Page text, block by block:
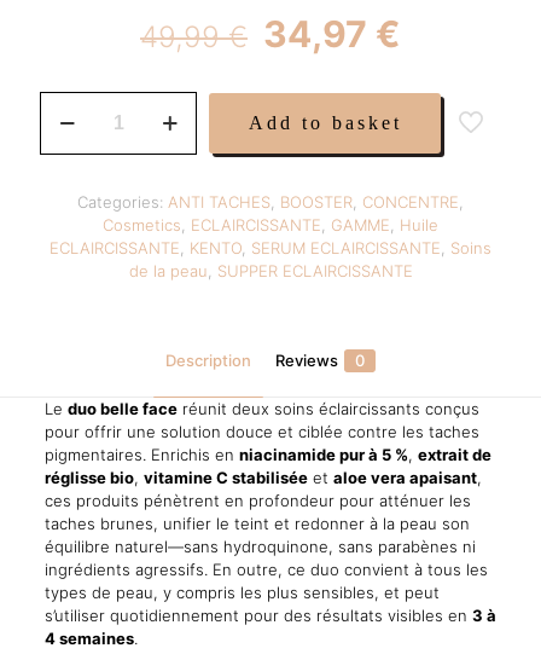
49,99€ Original
price
was:
49,99 €.
34,97 €
is:
34,97 €.
Belle
Éclaircissant
Anti-
–
Pièces
quantity
Add to basket
Categories: ANTI TACHES BOOSTER CONCENTRE
Cosmetics
ECLAIRCISSANTE GAMME
Huile
ECLAIRCISSANTE
KENTO SERUM ECLAIRCISSANTE
Soins
de la peau
SUPPER ECLAIRCISSANTE
Description Reviews 0
Le duo belle faceréunit deux soins éclaircissants conçus
pour offrir une solution douce et ciblée contre les taches
pigmentaires. Enrichis en niacinamide pur à 5 %, extrait de
réglisse bio, vitamine C stabiliséeet aloe vera apaisant,
ces produits pénètrent en profondeur pour atténuer les
taches brunes, unifier le teint et redonner à la peau son
équilibre naturel—sans hydroquinone, sans parabènes ni
ingrédients agressifs. En outre, ce duo convient à tous les
types de peau, y compris les plus sensibles, et peut
s’utiliser quotidiennement pour des résultats visibles en 3 à
4 semaines.